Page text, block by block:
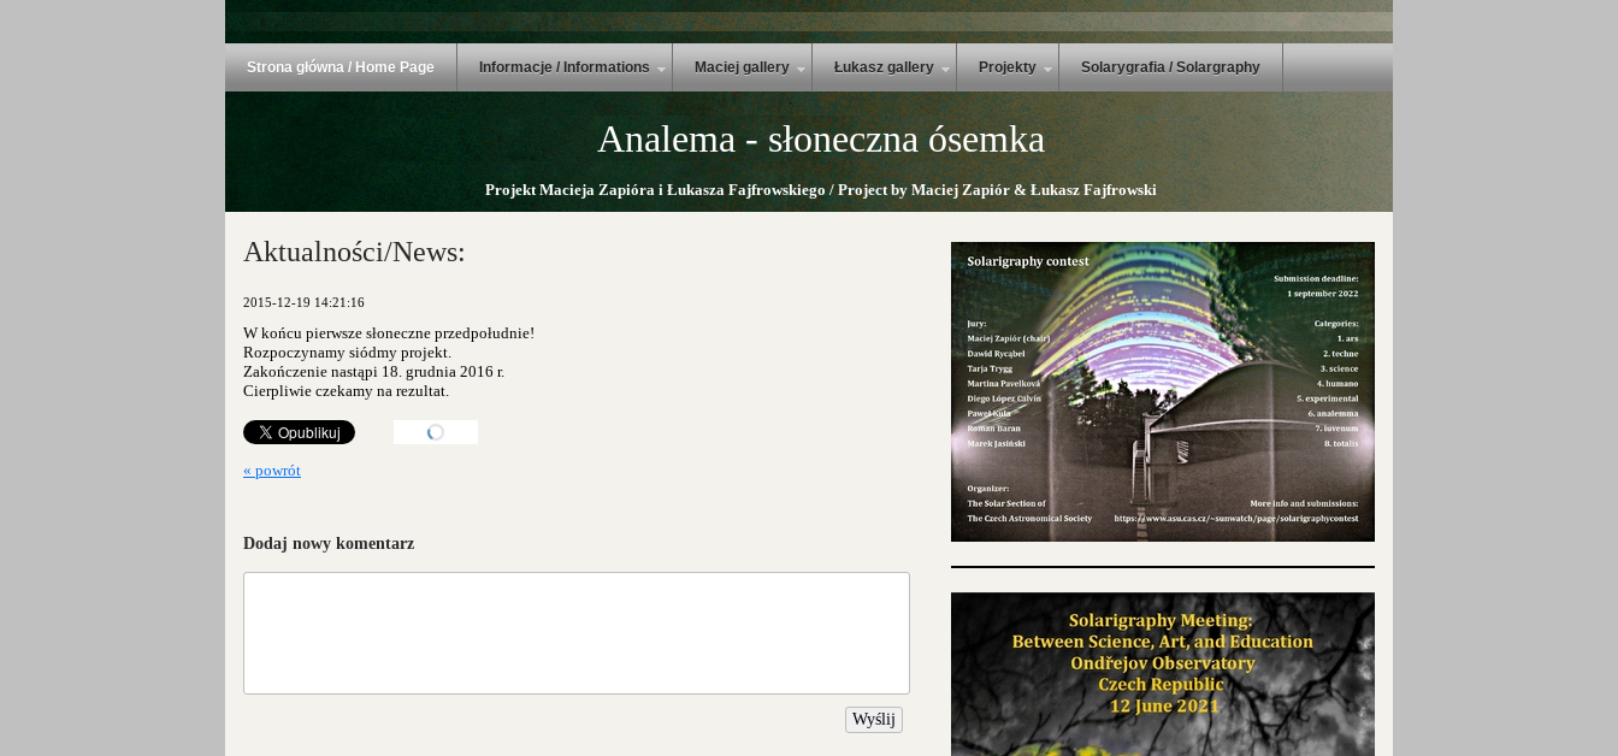
Strona główna / Home Page Informacje / Informations Maciej gallery Łukasz gallery Projekty Solarygrafia / Solargraphy
Analema - słoneczna ósemka
Projekt Macieja Zapióra i Łukasza Fajfrowskiego / Project by Maciej Zapiór & Łukasz Fajfrowski
Aktualności/News:
2015-12-19 14:21:16
W końcu pierwsze słoneczne przedpołudnie!
Rozpoczynamy siódmy projekt.
Zakończenie nastąpi 18. grudnia 2016 r.
Cierpliwie czekamy na rezultat.
« powrót
Dodaj nowy komentarz
Wyślij